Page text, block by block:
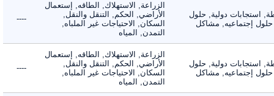
استجابات دولية, حلول
إجتماعيه, مشاكل
الزراعة, الاستهلاك, الطاقه, إستعمال
الأراضي, الحكم, التنقل والنقل,
السكان, الاحتياجات غير الملباه,
التمدن, المياه
----
استجابات دولية, حلول
إجتماعيه, مشاكل
الزراعة, الاستهلاك, الطاقه, إستعمال
الأراضي, الحكم, التنقل والنقل,
السكان, الاحتياجات غير الملباه,
التمدن, المياه
----